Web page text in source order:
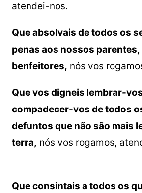
atendei-nos.
Que absolvais de todos os
penas aos nossos
benfeitores, nós vos
Que vos digneis lembrar-
compadecer-vos de todos
defuntos que não são mais
terra, nós vos rogamos,
Que consintais a todos os